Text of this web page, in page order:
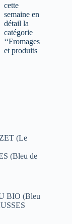
cette
semaine en
détail la
catégorie
‘‘Fromages
et produits
(Le
(Bleu de
BIO (Bleu